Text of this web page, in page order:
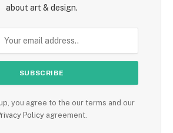
about art & design.
you agree to the our terms and our
Policyagreement.